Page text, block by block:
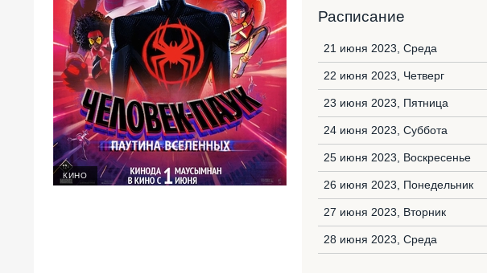
КИНО
Расписание
21 июня 2023, Среда
22 июня 2023, Четверг
23 июня 2023, Пятница
24 июня 2023, Суббота
25 июня 2023, Воскресенье
26 июня 2023, Понедельник
27 июня 2023, Вторник
28 июня 2023, Среда